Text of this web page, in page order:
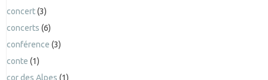
concert(3)
concerts (6)
conférence (3)
conte (1)
cor des Alpes (1)